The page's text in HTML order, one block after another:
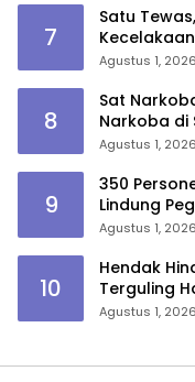
7
Satu
Agustus 1, 2026
8
Sat
Narkoba di
Pelaku
Agustus 1, 2026
9
350
Lindung
Peralatan
Agustus 1, 2026
10
Hendak
Terguling
Sergai
Agustus 1, 2026